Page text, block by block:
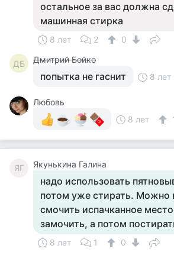
остальное за вас должна
машинная стирка
8 лет 2 0
ДБ Дмитрий Бойко
попытка не гаснит 8 лет
Любовь
8 лет
ЯГ Якунькина Галина
надо использовать
потом уже стирать. Можно
смочить испачканное
замочить, а потом
8 лет 1 0